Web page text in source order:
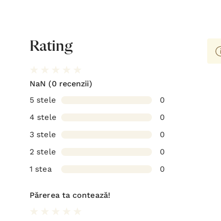
Rating
NaN (0 recenzii)
5 stele
0
4 stele
0
3 stele
0
2 stele
0
1 stea
0
Părerea ta contează!